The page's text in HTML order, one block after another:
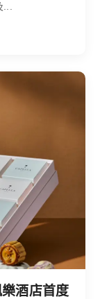
酒店首度